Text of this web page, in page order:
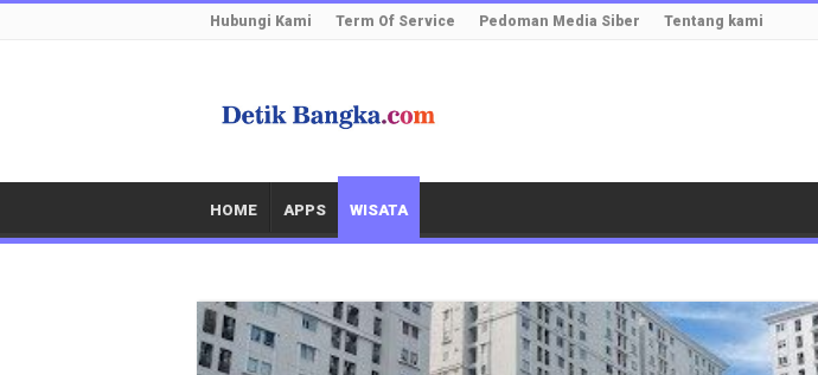
Hubungi Kami Term Of Service Pedoman Media Siber Tentang kami
HOME APPS WISATA